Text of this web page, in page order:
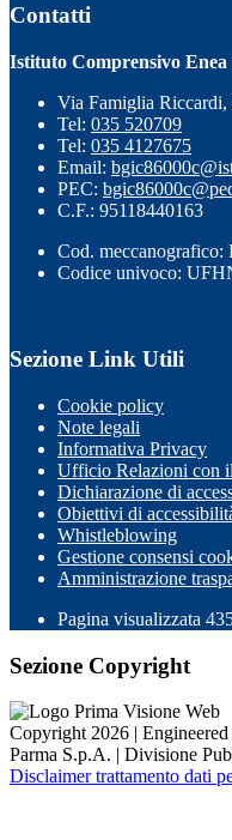
Contatti
Istituto Comprensivo
Via Famiglia
Tel: 035 520709
Tel: 035 4127675
Email:
PEC:
C.F.: 95118440163
Cod.
Codice univoco:
Sezione Link Utili
Cookie policy
Note legali
Informativa Privacy
Ufficio Relazioni con
Dichiarazione di
Obiettivi di
Whistleblowing
Gestione consensi
Amministrazione
Pagina visualizzata
Sezione Copyright
Copyright 2026 |
Parma S.p.A. | Divisione
Disclaimer trattamento dati